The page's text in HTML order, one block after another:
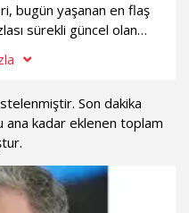
bugün yaşanan en flaş
sürekli güncel olan
Son dakika
kadar eklenen toplam